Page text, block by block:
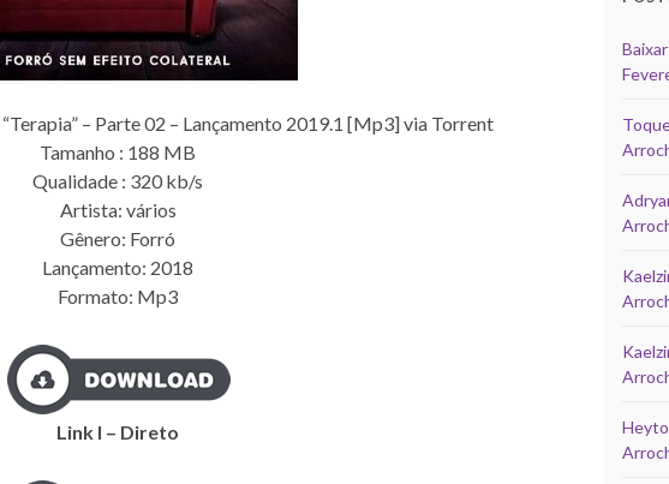
– Parte 02 – Lançamento 2019.1 [Mp3] via Torrent
Tamanho : 188 MB
Qualidade : 320 kb/s
Artista: vários
Gênero: Forró
Lançamento: 2018
Formato: Mp3
Link I – Direto